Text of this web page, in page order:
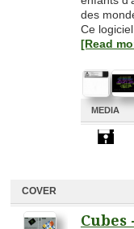
des
Ce logiciel
[Read
MEDIA
COVER
Cubes